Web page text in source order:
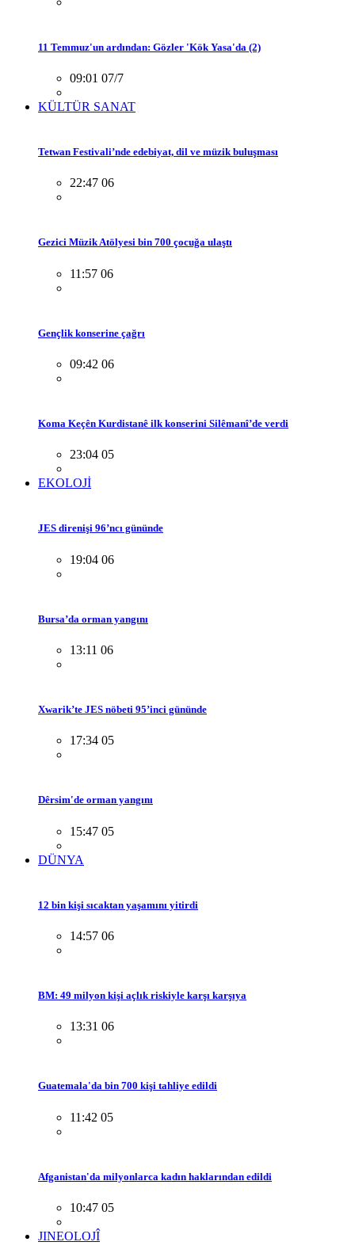
11 Temmuz'un ardından: Gözler 'Kök Yasa'da (2)
09:01 07/7
KÜLTÜR SANAT
Tetwan Festivali’nde edebiyat, dil ve müzik buluşması
22:47 06
Gezici Müzik Atölyesi bin 700 çocuğa ulaştı
11:57 06
Gençlik konserine çağrı
09:42 06
Koma Keçên Kurdistanê ilk konserini Silêmanî’de verdi
23:04 05
EKOLOJİ
JES direnişi 96’ncı gününde
19:04 06
Bursa’da orman yangını
13:11 06
Xwarik’te JES nöbeti 95’inci gününde
17:34 05
Dêrsim'de orman yangını
15:47 05
DÜNYA
12 bin kişi sıcaktan yaşamını yitirdi
14:57 06
BM: 49 milyon kişi açlık riskiyle karşı karşıya
13:31 06
Guatemala'da bin 700 kişi tahliye edildi
11:42 05
Afganistan'da milyonlarca kadın haklarından edildi
10:47 05
JINEOLOJÎ